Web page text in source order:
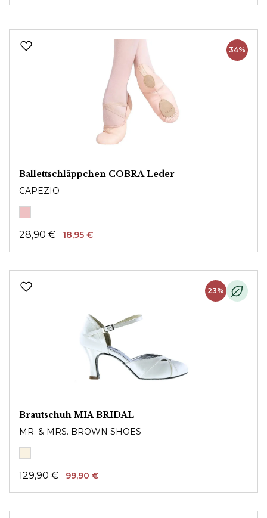
34%
Ballettschläppchen COBRA Leder
CAPEZIO
28,90 € 18,95 €
23%
Brautschuh MIA BRIDAL
MR. & MRS. BROWN SHOES
129,90 € 99,90 €